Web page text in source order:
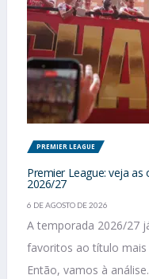
PREMIER LEAGUE
Premier League: veja
2026/27
6 DE AGOSTO DE 2026
A temporada 2026/27
favoritos ao título
Então, vamos à